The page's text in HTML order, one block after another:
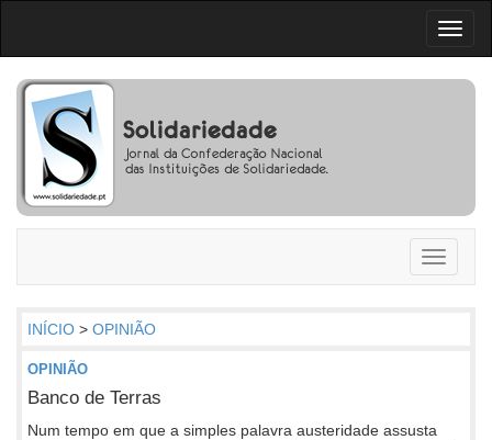
Toggle
INÍCIO > OPINIÃO
OPINIÃO
Banco de Terras
Num tempo em que a simples palavra austeridade assusta